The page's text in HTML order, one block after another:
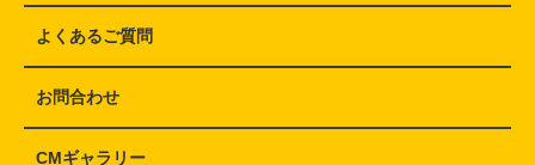
よくあるご質問
お問合わせ
CMギャラリー